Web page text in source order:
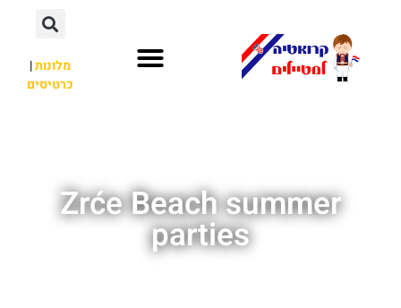
מלונות|
כרטיסים
Zrće Beach summer
parties